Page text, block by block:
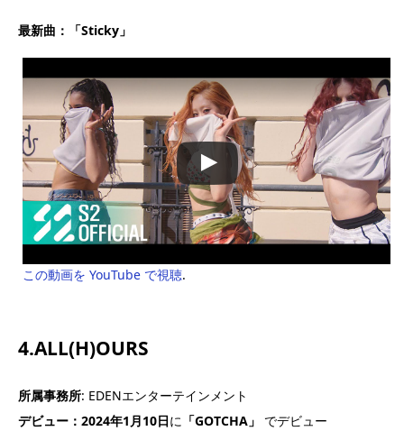
最新曲：「Sticky」
この動画を YouTube で視聴.
4.ALL(H)OURS
所属事務所: EDENエンターテインメント
デビュー：2024年1月10日に 「GOTCHA」 でデビュー